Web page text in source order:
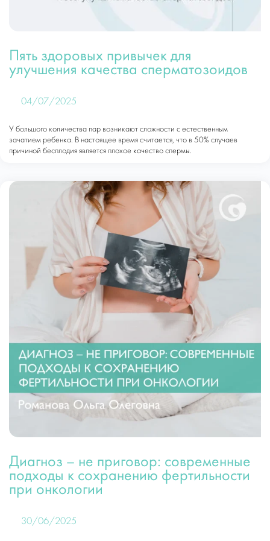
Пять здоровых привычек для
улучшения качества сперматозоидов
04/07/2025
У большого количества пар возникают сложности с естественным
зачатием ребенка. В настоящее время считается, что в 50% случаев
причиной бесплодия является плохое качество спермы.
Диагноз – не приговор: современные
подходы к сохранению фертильности
при онкологии
30/06/2025